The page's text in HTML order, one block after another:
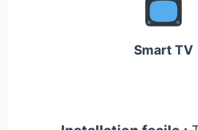
Smart TV